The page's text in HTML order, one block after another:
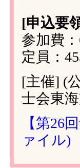
[申込要
参加費
定員：
[主催] (
士会東
【第26
ァイル)